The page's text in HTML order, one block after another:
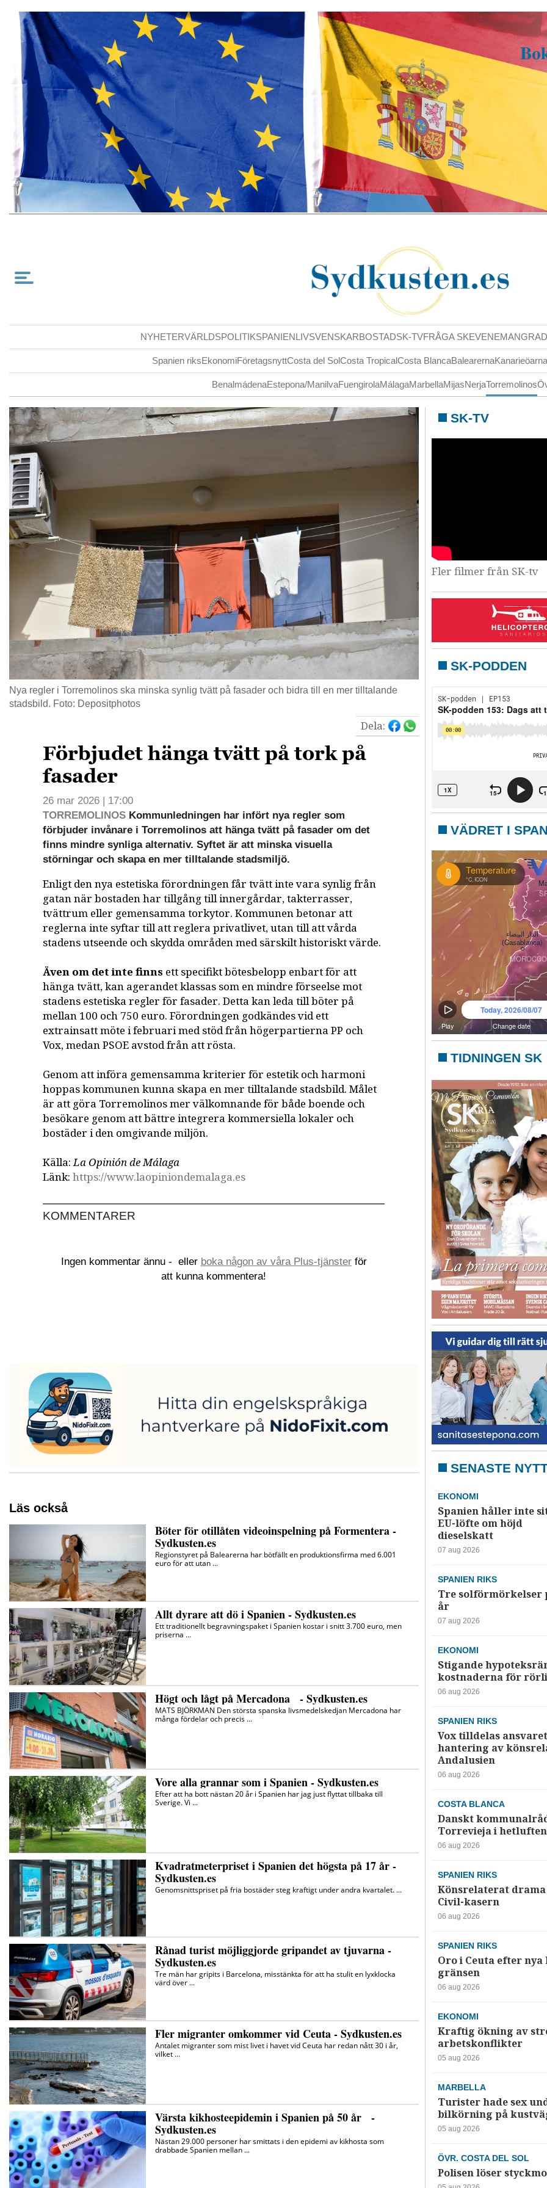
NYHETERVÄRLDSPOLITIKSPANIENLIVSVENSKARBOSTADSK-TVFRÅGA SKEVENEMANG
Spanien riksEkonomiFöretagsnyttCosta del SolCosta TropicalCosta BlancaBalearerna
BenalmádenaEstepona/ManilvaFuengirolaMálagaMarbellaMijasNerjaTorremolinos
Nya regler i Torremolinos ska minska synlig tvätt på fasader och bidra till en mer tilltalande
stadsbild. Foto: Depositphotos
Dela:
Förbjudet hänga tvätt på tork på
fasader
26 mar 2026 | 17:00
TORREMOLINOS Kommunledningen har infört nya regler som
förbjuder invånare i Torremolinos att hänga tvätt på fasader om det
finns mindre synliga alternativ. Syftet är att minska visuella
störningar och skapa en mer tilltalande stadsmiljö.
Enligt den nya estetiska förordningen får tvätt inte vara synlig från
gatan när bostaden har tillgång till innergårdar, takterrasser,
tvättrum eller gemensamma torkytor. Kommunen betonar att
reglerna inte syftar till att reglera privatlivet, utan till att vårda
stadens utseende och skydda områden med särskilt historiskt värde.
Även om det inte finns ett specifikt bötesbelopp enbart för att
hänga tvätt, kan agerandet klassas som en mindre förseelse mot
stadens estetiska regler för fasader. Detta kan leda till böter på
mellan 100 och 750 euro. Förordningen godkändes vid ett
extrainsatt möte i februari med stöd från högerpartierna PP och
Vox, medan PSOE avstod från att rösta.
Genom att införa gemensamma kriterier för estetik och harmoni
hoppas kommunen kunna skapa en mer tilltalande stadsbild. Målet
är att göra Torremolinos mer välkomnande för både boende och
besökare genom att bättre integrera kommersiella lokaler och
bostäder i den omgivande miljön.
Källa:La Opinión de Málaga
Länk:https://www.laopiniondemalaga.es
KOMMENTARER
Ingen kommentar ännu - eller boka någon av våra Plus-tjänsterför
att kunna kommentera!
SK-TV
Fler filmer från SK-tv
SK-PODDEN
VÄDRET I
TIDNINGEN SK
SENASTE
EKONOMI
Spanien håller inte
EU-löfte om höjd
dieselskatt
07 aug 2026
SPANIEN RIKS
Tre solförmörkelser
år
07 aug 2026
EKONOMI
Stigande
kostnaderna för
06 aug 2026
SPANIEN RIKS
Vox tilldelas
hantering av
Andalusien
06 aug 2026
COSTA BLANCA
Danskt
Torrevieja i hetluften
06 aug 2026
SPANIEN RIKS
Könsrelaterat
Civil-kasern
06 aug 2026
SPANIEN RIKS
Oro i Ceuta efter
gränsen
06 aug 2026
EKONOMI
Kraftig ökning av
arbetskonflikter
05 aug 2026
MARBELLA
Turister hade sex
bilkörning på
05 aug 2026
ÖVR. COSTA DEL SOL
Polisen löser